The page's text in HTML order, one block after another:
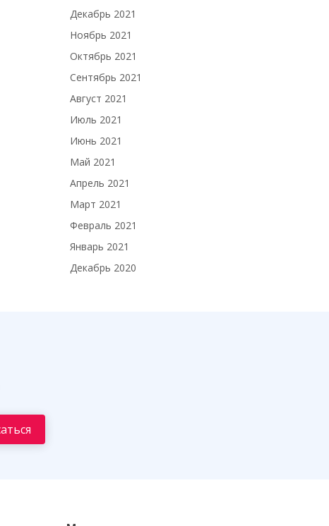
Декабрь 2021
Ноябрь 2021
Октябрь 2021
Сентябрь 2021
Август 2021
Июль 2021
Июнь 2021
Май 2021
Апрель 2021
Март 2021
Февраль 2021
Январь 2021
Декабрь 2020